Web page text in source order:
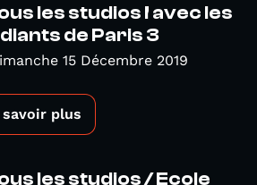
les studios ! avec les
de Paris 3
15 Décembre 2019
savoir plus
les studios / Ecole